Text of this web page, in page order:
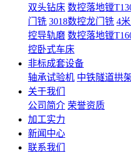
双头钻床 数控落地镗
门铣 3018数控龙门铣 4
控导轨磨 数控落地镗
控卧式车床
非标成套设备
轴承试验机 中铁隧道拱
关于我们
公司简介 荣誉资质
加工实力
新闻中心
联系我们